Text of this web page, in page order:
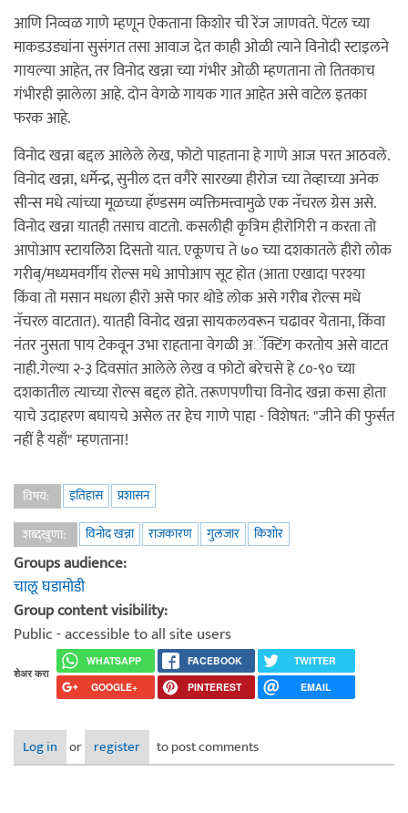
आणि निव्वळ गाणे म्हणून ऐकताना किशोर ची रेंज जाणवते. पेंटल च्या
माकडउड्यांना सुसंगत तसा आवाज देत काही ओळी त्याने विनोदी स्टाइलने
गायल्या आहेत, तर विनोद खन्ना च्या गंभीर ओळी म्हणताना तो तितकाच
गंभीरही झालेला आहे. दोन वेगळे गायक गात आहेत असे वाटेल इतका
फरक आहे.
विनोद खन्ना बद्दल आलेले लेख, फोटो पाहताना हे गाणे आज परत आठवले.
विनोद खन्ना, धर्मेन्द्र, सुनील दत्त वगैरे सारख्या हीरोज च्या तेव्हाच्या अनेक
सीन्स मधे त्यांच्या मूळच्या हॅण्डसम व्यक्तिमत्त्वामुळे एक नॅचरल ग्रेस असे.
विनोद खन्ना यातही तसाच वाटतो. कसलीही कृत्रिम हीरोगिरी न करता तो
आपोआप स्टायलिश दिसतो यात. एकूणच ते ७० च्या दशकातले हीरो लोक
गरीब्/मध्यमवर्गीय रोल्स मधे आपोआप सूट होत (आता एखादा परश्या
किंवा तो मसान मधला हीरो असे फार थोडे लोक असे गरीब रोल्स मधे
नॅचरल वाटतात). यातही विनोद खन्ना सायकलवरून चढावर येताना, किंवा
नंतर नुसता पाय टेकवून उभा राहताना वेगळी अॅक्टिंग करतोय असे वाटत
नाही.गेल्या २-३ दिवसांत आलेले लेख व फोटो बरेचसे हे ८०-९० च्या
दशकातील त्याच्या रोल्स बद्दल होते. तरूणपणीचा विनोद खन्ना कसा होता
याचे उदाहरण बघायचे असेल तर हेच गाणे पाहा - विशेषत: "जीने की फुर्सत
नहीं है यहाँ" म्हणताना!
विषय: इतिहास
प्रशासन
शब्दखुणा:
विनोद खन्ना राजकारण गुलजार किशोर
Groups audience:
चालू घडामोडी
Group content visibility:
Public - accessible to all site users
शेअर करा
WHATSAPP FACEBOOK
TWITTER
GOOGLE+
PINTEREST EMAIL
Log in or register to post comments